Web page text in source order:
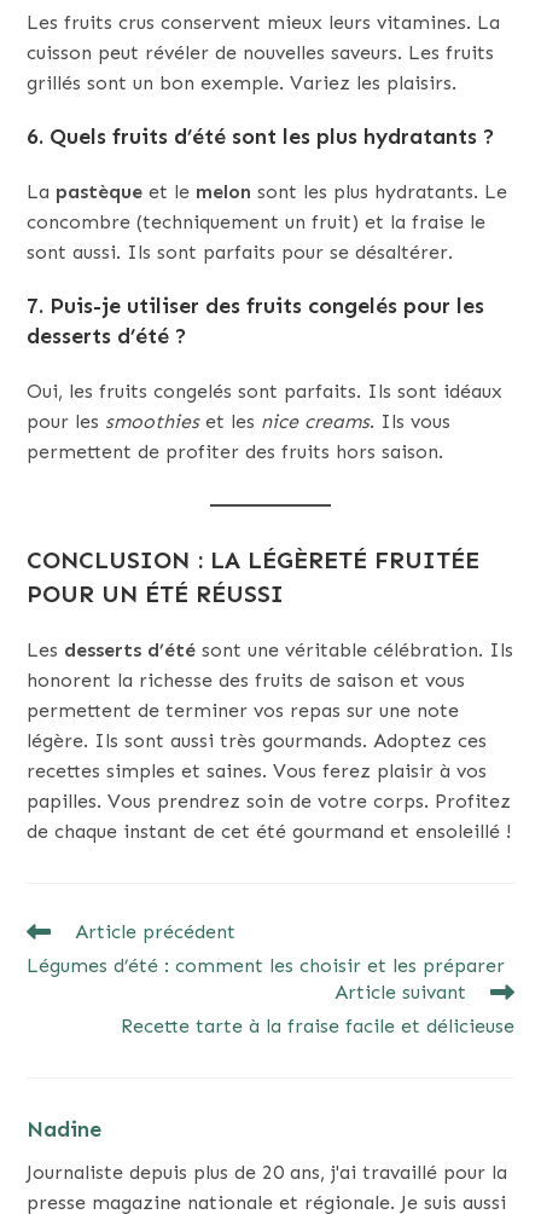
Les fruits crus conservent mieux leurs vitamines. La
cuisson peut révéler de nouvelles saveurs. Les fruits
grillés sont un bon exemple. Variez les plaisirs.
6. Quels fruits d’été sont les plus hydratants ?
La pastèque et le melon sont les plus hydratants. Le
concombre (techniquement un fruit) et la fraise le
sont aussi. Ils sont parfaits pour se désaltérer.
7. Puis-je utiliser des fruits congelés pour les
desserts d’été ?
Oui, les fruits congelés sont parfaits. Ils sont idéaux
pour les smoothieset les nice creams. Ils vous
permettent de profiter des fruits hors saison.
CONCLUSION : LA LÉGÈRETÉ FRUITÉE
POUR UN ÉTÉ RÉUSSI
Les desserts d’été sont une véritable célébration. Ils
honorent la richesse des fruits de saison et vous
permettent de terminer vos repas sur une note
légère. Ils sont aussi très gourmands. Adoptez ces
recettes simples et saines. Vous ferez plaisir à vos
papilles. Vous prendrez soin de votre corps. Profitez
de chaque instant de cet été gourmand et ensoleillé !
READ
ARTICLES
Article précédent
Légumes d’été : comment les choisir et les préparer
Article suivant
Recette tarte à la fraise facile et délicieuse
Nadine
Journaliste depuis plus de 20 ans, j'ai travaillé pour la
presse magazine nationale et régionale. Je suis aussi